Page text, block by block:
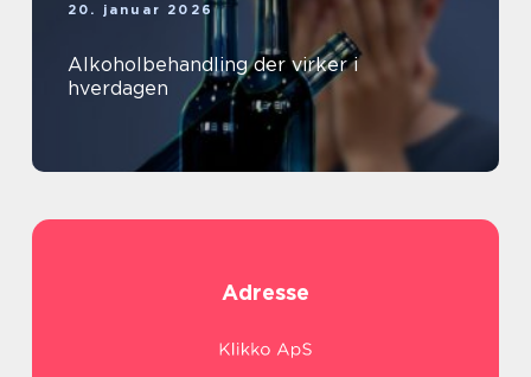
20. januar 2026
Alkoholbehandling der virker i
hverdagen
Adresse